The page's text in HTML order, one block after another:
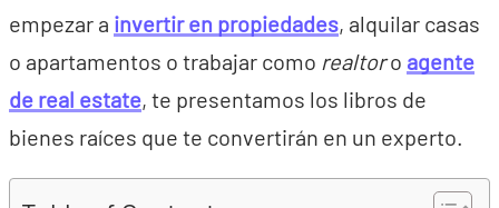
empezar a invertir en propiedades, alquilar casas
o apartamentos o trabajar como realtoro agente
de real estate, te presentamos los libros de
bienes raíces que te convertirán en un experto.